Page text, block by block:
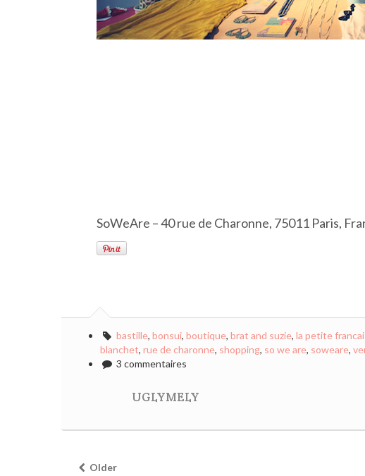
SoWeAre – 40 rue de Charonne, 75011 Paris,
bastille, bonsui, boutique, brat and suzie, la petite
blanchet, rue de charonne, shopping, so we are, soweare,
3 commentaires
UGLYMELY
Older